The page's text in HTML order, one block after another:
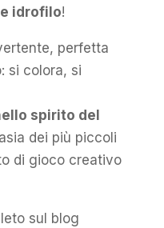
idrofilo!
perfetta
si colora, si
spirito del
dei più piccoli
di gioco creativo
sul blog